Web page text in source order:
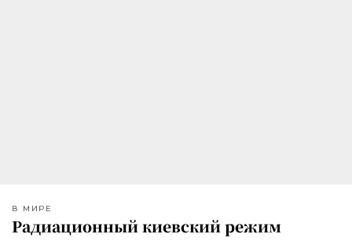
В МИРЕ
Радиационный киевский режим